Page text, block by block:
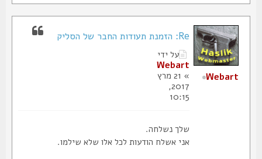
Re: הזמנת תעודות החבר של הסליק
על ידי
Webart
» 21 מרץ
2017,
10:15
שלך נשלחה.
אני אשלח הודעות לכל אלו שלא שילמו.
Webart